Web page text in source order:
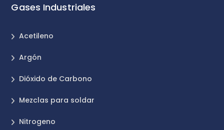
Gases Industriales
Acetileno
Argón
Dióxido de Carbono
Mezclas para soldar
Nitrogeno